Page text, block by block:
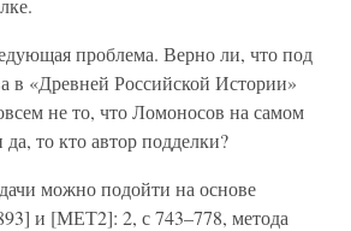
проблема. Верно ли, что под
в «Древней Российской Истории»
не то, что Ломоносов на самом
то кто автор подделки?
можно подойти на основе
и [МЕТ2]: 2, с 743–778, метода